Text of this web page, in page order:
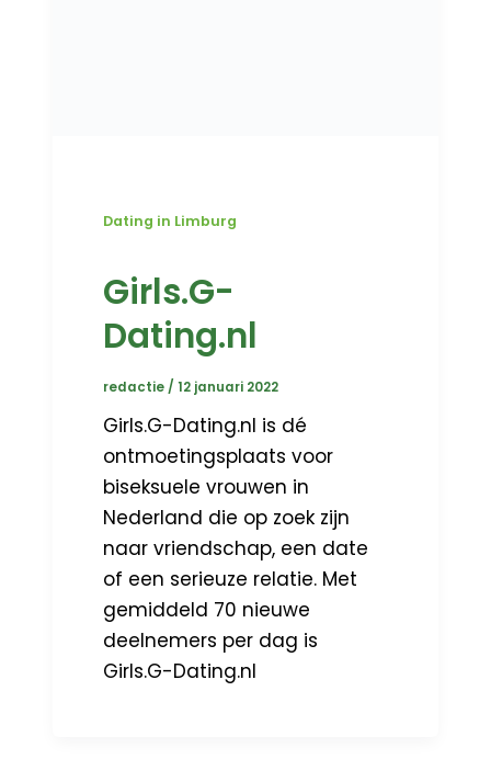
Dating in Limburg
Girls.G-
Dating.nl
redactie /12 januari 2022
Girls.G-Dating.nl is dé
ontmoetingsplaats voor
biseksuele vrouwen in
Nederland die op zoek zijn
naar vriendschap, een date
of een serieuze relatie. Met
gemiddeld 70 nieuwe
deelnemers per dag is
Girls.G-Dating.nl